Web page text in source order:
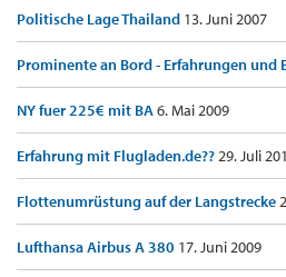
Politische Lage Thailand 13. Juni 2007
Prominente an Bord - Erfahrungen und
NY fuer 225€ mit BA6. Mai 2009
Erfahrung mit Flugladen.de??29. Juli
Flottenumrüstung auf der Langstrecke
Lufthansa Airbus A 380 17. Juni 2009